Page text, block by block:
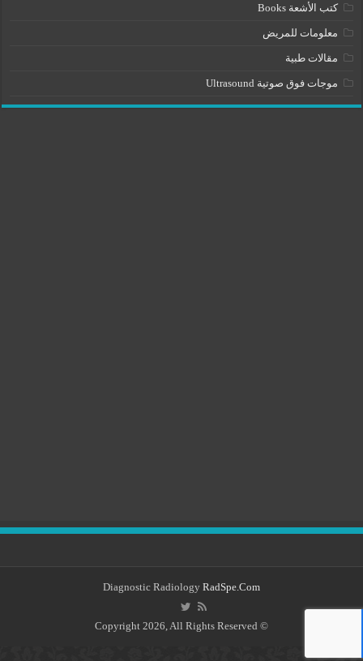
كتب الأشعة Books
معلومات للمريض
مقالات طبية
موجات فوق صوتية Ultrasound
Diagnostic RadiologyRadSpe.Com
© Copyright 2026, All Rights Reserved